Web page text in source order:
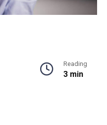
Reading
3 min